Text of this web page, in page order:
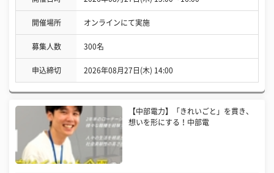
開催場所 オンラインにて実施
募集人数 300名
申込締切 2026年08月27日(木) 14:00
【中部電力】「きれいごと」を貫き、
想いを形にする！中部電